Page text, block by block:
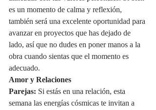
es un momento de calma y reflexión,
también será una excelente oportunidad para
avanzar en proyectos que has dejado de
lado, así que no dudes en poner manos a la
obra cuando sientas que el momento es
adecuado.
Amor y Relaciones
Parejas: Si estás en una relación, esta
semana las energías cósmicas te invitan a